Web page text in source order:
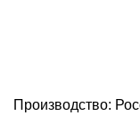
Производство: